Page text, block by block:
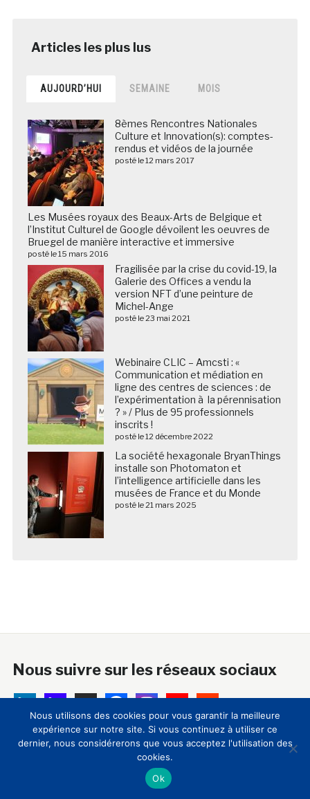
AUJOURD’HUI SEMAINE MOIS
8èmes Rencontres Nationales
Culture et Innovation(s): comptes-
rendus et vidéos de la journée
posté le 12 mars 2017
Les Musées royaux des Beaux-Arts de Belgique et
l’Institut Culturel de Google dévoilent les oeuvres de
Bruegel de manière interactive et immersive
posté le 15 mars 2016
Fragilisée par la crise du covid-19, la
Galerie des Offices a vendu la
version NFT d’une peinture de
Michel-Ange
posté le 23 mai 2021
Webinaire CLIC – Amcsti : «
Communication et médiation en
ligne des centres de sciences : de
l’expérimentation à la pérennisation
? » / Plus de 95 professionnels
inscrits !
posté le 12 décembre 2022
La société hexagonale BryanThings
installe son Photomaton et
l’intelligence artificielle dans les
musées de France et du Monde
posté le 21 mars 2025
Nous suivre sur les réseaux sociaux
A propos
18 ans après sa création, le Club Innovation & Culture
Nous utilisons des cookies pour vous garantir la meilleure
expérience sur notre site. Si vous continuez à utiliser ce
dernier, nous considérerons que vous acceptez l'utilisation des
cookies.
Ok